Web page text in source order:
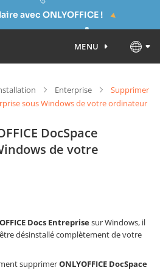
avec ONLYOFFICE !
MENU
Enterprise
Supprimer
sous Windows de votre ordinateur
DocSpace
de votre
Docs Entreprisesur Windows, il
désinstallé complètement de votre
supprimerONLYOFFICE DocSpace